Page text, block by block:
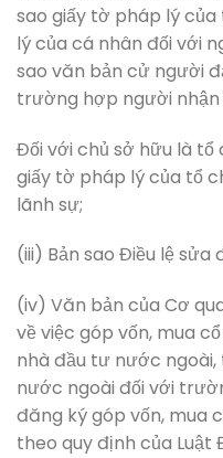
sao giấy tờ pháp lý
lý của cá nhân đối với
sao văn bản cử người
trường hợp người
Đối với chủ sở hữu là
giấy tờ pháp lý của tổ
lãnh sự;
(iii) Bản sao Điều lệ sửa
(iv) Văn bản của Cơ
về việc góp vốn, mua
nhà đầu tư nước
nước ngoài đối với
đăng ký góp vốn, mua
theo quy định của Luật